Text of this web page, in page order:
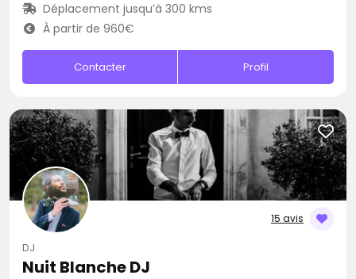
Déplacement jusqu’à 300 kms
À partir de 960€
Contacter Profil
15 avis
DJ
Nuit Blanche DJ